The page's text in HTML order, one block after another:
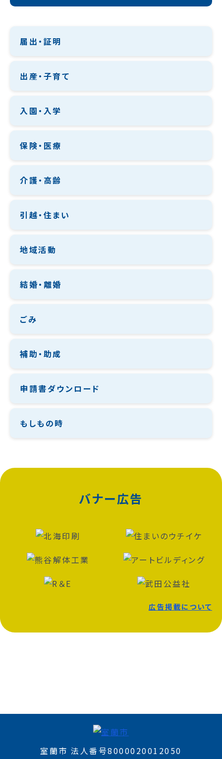
届出・証明
出産・子育て
入園・入学
保険・医療
介護・高齢
引越・住まい
地域活動
結婚・離婚
ごみ
補助・助成
申請書ダウンロード
もしもの時
バナー広告
広告掲載について
室蘭市 法人番号8000020012050